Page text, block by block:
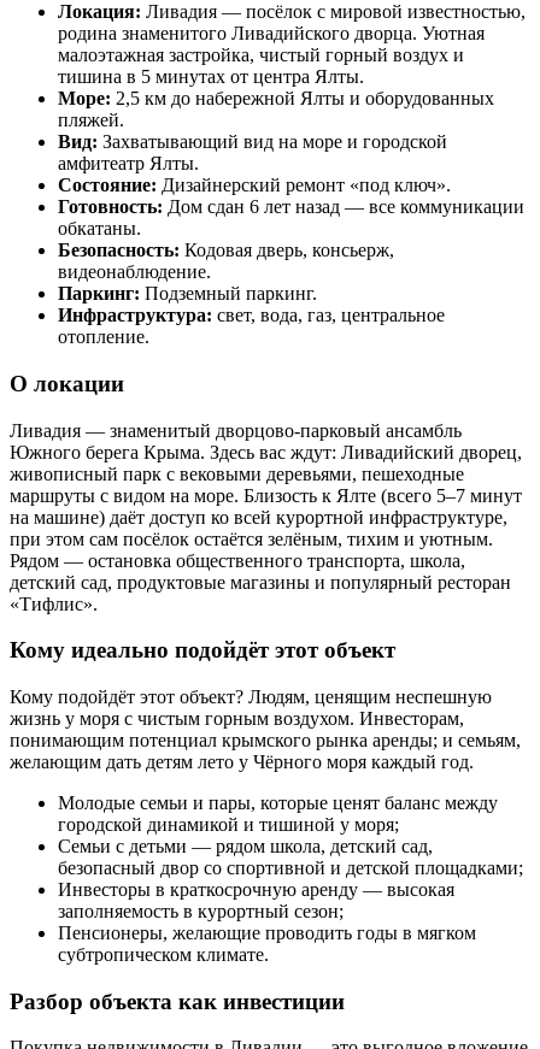
Локация: Ливадия — посёлок с мировой известностью,
родина знаменитого Ливадийского дворца. Уютная
малоэтажная застройка, чистый горный воздух и
тишина в 5 минутах от центра Ялты.
Море: 2,5 км до набережной Ялты и оборудованных
пляжей.
Вид: Захватывающий вид на море и городской
амфитеатр Ялты.
Состояние: Дизайнерский ремонт «под ключ».
Готовность: Дом сдан 6 лет назад — все коммуникации
обкатаны.
Безопасность: Кодовая дверь, консьерж,
видеонаблюдение.
Паркинг: Подземный паркинг.
Инфраструктура: свет, вода, газ, центральное
отопление.
О локации
Ливадия — знаменитый дворцово-парковый ансамбль
Южного берега Крыма. Здесь вас ждут: Ливадийский дворец,
живописный парк с вековыми деревьями, пешеходные
маршруты с видом на море. Близость к Ялте (всего 5–7 минут
на машине) даёт доступ ко всей курортной инфраструктуре,
при этом сам посёлок остаётся зелёным, тихим и уютным.
Рядом — остановка общественного транспорта, школа,
детский сад, продуктовые магазины и популярный ресторан
«Тифлис».
Кому идеально подойдёт этот объект
Кому подойдёт этот объект? Людям, ценящим неспешную
жизнь у моря с чистым горным воздухом. Инвесторам,
понимающим потенциал крымского рынка аренды; и семьям,
желающим дать детям лето у Чёрного моря каждый год.
Молодые семьи и пары, которые ценят баланс между
городской динамикой и тишиной у моря;
Семьи с детьми — рядом школа, детский сад,
безопасный двор со спортивной и детской площадками;
Инвесторы в краткосрочную аренду — высокая
заполняемость в курортный сезон;
Пенсионеры, желающие проводить годы в мягком
субтропическом климате.
Разбор объекта как инвестиции